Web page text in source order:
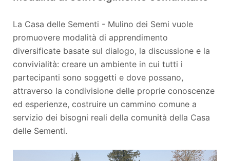
La Casa delle Sementi - Mulino dei Semi vuole
promuovere modalità di apprendimento
diversificate basate sul dialogo, la discussione e la
convivialità: creare un ambiente in cui tutti i
partecipanti sono soggetti e dove possano,
attraverso la condivisione delle proprie conoscenze
ed esperienze, costruire un cammino comune a
servizio dei bisogni reali della comunità della Casa
delle Sementi.